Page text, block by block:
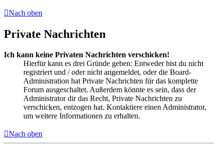
Nach oben
Private Nachrichten
Ich kann keine Privaten Nachrichten verschicken!
Hierfür kann es drei Gründe geben: Entweder bist du nicht
registriert und / oder nicht angemeldet, oder die Board-
Administration hat Private Nachrichten für das komplette
Forum ausgeschaltet. Außerdem könnte es sein, dass der
Administrator dir das Recht, Private Nachrichten zu
verschicken, entzogen hat. Kontaktiere einen Administrator,
um weitere Informationen zu erhalten.
Nach oben